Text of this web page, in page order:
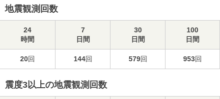
地震観測回数
24
時間
7
日間
30
日間
100
日間
20回 144回 579回 953回
震度3以上の地震観測回数